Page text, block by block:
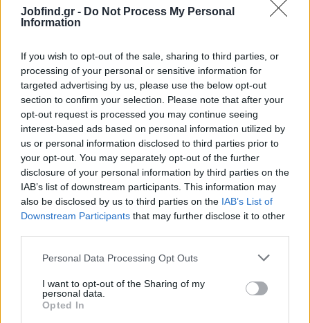
Jobfind.gr - Do Not Process My Personal
Information
If you wish to opt-out of the sale, sharing to third parties, or
processing of your personal or sensitive information for
targeted advertising by us, please use the below opt-out
section to confirm your selection. Please note that after your
opt-out request is processed you may continue seeing
interest-based ads based on personal information utilized by
us or personal information disclosed to third parties prior to
your opt-out. You may separately opt-out of the further
disclosure of your personal information by third parties on the
IAB’s list of downstream participants. This information may
also be disclosed by us to third parties on the IAB’s List of
Downstream Participants that may further disclose it to other
Personal Data Processing Opt Outs
I want to opt-out of the Sharing of my
personal data.
Opted In
1